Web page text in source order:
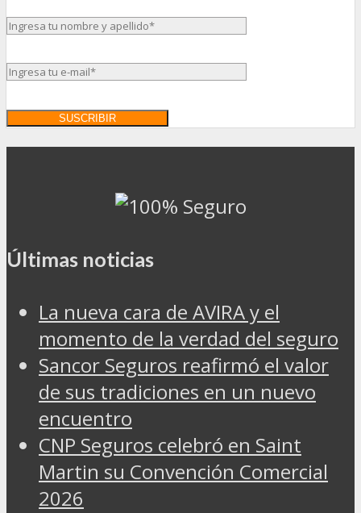
Últimas noticias
La nueva cara de AVIRA y el
momento de la verdad del seguro
Sancor Seguros reafirmó el valor
de sus tradiciones en un nuevo
encuentro
CNP Seguros celebró en Saint
Martin su Convención Comercial
2026